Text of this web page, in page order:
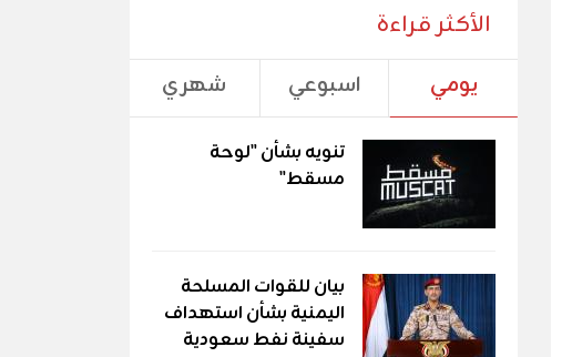
الأكثر قراءة
يومي اسبوعي شهري
تنويه بشأن "لوحة
مسقط"
بيان للقوات المسلحة
اليمنية بشأن استهداف
سفينة نفط سعودية